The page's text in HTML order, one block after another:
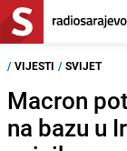
/ VIJESTI / SVIJET
Macron
na bazu u